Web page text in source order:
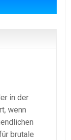
in der
wenn
brutale